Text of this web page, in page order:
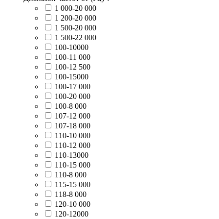
1 000-20 000
1 200-20 000
1 500-20 000
1 500-22 000
100-10000
100-11 000
100-12 500
100-15000
100-17 000
100-20 000
100-8 000
107-12 000
107-18 000
110-10 000
110-12 000
110-13000
110-15 000
110-8 000
115-15 000
118-8 000
120-10 000
120-12000